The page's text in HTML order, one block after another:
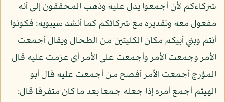
شركاءكم لأن أجمعوا يدل عليه وذهب المحققون إلى أنه
مفعول معه وتقديره مع شركائكم كما أنشد سيبويه: فكونوا
أنتم وبني أبيكم مكان الكليتين من الطحال ويقال أجمعت
الأمر وجمعت الأمر وأجمعت على الأمر أي عزمت عليه قال
المؤرج أجمعت الأمر أفصح من أجمعت عليه قال أبو
الهيثم أجمع أمره إذا جعله جمعا بعد ما كان متفرقا قال: